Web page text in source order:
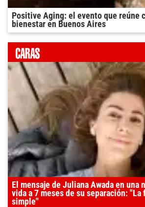
Positive Aging: el evento que reúne
bienestar en Buenos Aires
El mensaje de Juliana Awada en una
vida a 7 meses de su separación:
simple"